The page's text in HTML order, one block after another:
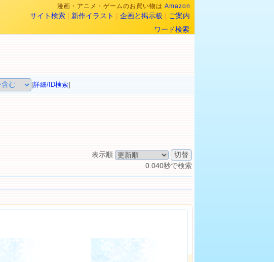
漫画・アニメ・ゲームのお買い物は Amazon
サイト検索 | 新作イラスト | 企画と掲示板 | ご案内
ワード検索
[詳細/ID検索]
表示順
0.040秒で検索